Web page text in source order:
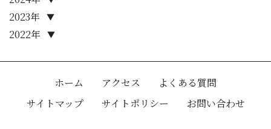
2022年 ▼
2023年 ▼
ホーム アクセス
よくある質問
サイトマップ
サイトポリシー お問い合わせ